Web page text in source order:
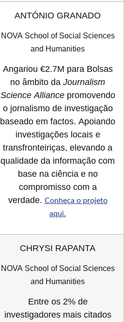
ANTÓNIO GRANADO
NOVA School of Social Sciences
and Humanities
Angariou €2.7M para Bolsas
no âmbito da Journalism
Science Alliancepromovendo
o jornalismo de investigação
baseado em factos. Apoiando
investigações locais e
transfronteiriças, elevando a
qualidade da informação com
base na ciência e no
compromisso com a
verdade. Conheça o projeto
aqui.
CHRYSI RAPANTA
NOVA School of Social Sciences
and Humanities
Entre os 2% de
investigadores mais citados